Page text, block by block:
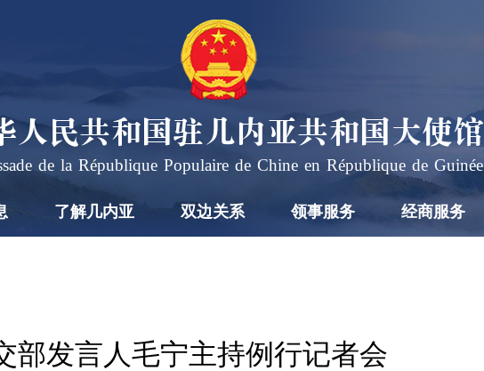
人民共和国驻几内亚共和国大使馆
de la République Populaire de Chine en République de Guinée
了解几内亚 双边关系 领事服务 经商服务
部发言人毛宁主持例行记者会